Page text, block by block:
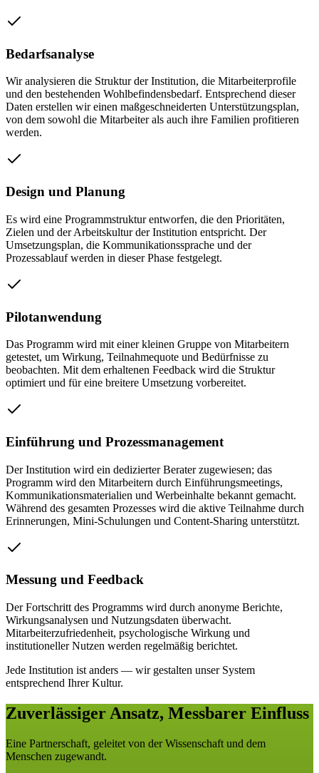
Bedarfsanalyse
Wir analysieren die Struktur der Institution, die Mitarbeiterprofile
und den bestehenden Wohlbefindensbedarf. Entsprechend dieser
Daten erstellen wir einen maßgeschneiderten Unterstützungsplan,
von dem sowohl die Mitarbeiter als auch ihre Familien profitieren
werden.
Design und Planung
Es wird eine Programmstruktur entworfen, die den Prioritäten,
Zielen und der Arbeitskultur der Institution entspricht. Der
Umsetzungsplan, die Kommunikationssprache und der
Prozessablauf werden in dieser Phase festgelegt.
Pilotanwendung
Das Programm wird mit einer kleinen Gruppe von Mitarbeitern
getestet, um Wirkung, Teilnahmequote und Bedürfnisse zu
beobachten. Mit dem erhaltenen Feedback wird die Struktur
optimiert und für eine breitere Umsetzung vorbereitet.
Einführung und Prozessmanagement
Der Institution wird ein dedizierter Berater zugewiesen; das
Programm wird den Mitarbeitern durch Einführungsmeetings,
Kommunikationsmaterialien und Werbeinhalte bekannt gemacht.
Während des gesamten Prozesses wird die aktive Teilnahme durch
Erinnerungen, Mini-Schulungen und Content-Sharing unterstützt.
Messung und Feedback
Der Fortschritt des Programms wird durch anonyme Berichte,
Wirkungsanalysen und Nutzungsdaten überwacht.
Mitarbeiterzufriedenheit, psychologische Wirkung und
institutioneller Nutzen werden regelmäßig berichtet.
Jede Institution ist anders — wir gestalten unser System
entsprechend Ihrer Kultur.
Zuverlässiger Ansatz, Messbarer Einfluss
Eine Partnerschaft, geleitet von der Wissenschaft und dem
Menschen zugewandt.